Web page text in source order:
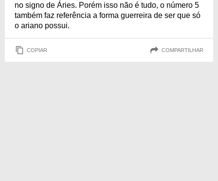
no signo de Áries. Porém isso não é tudo, o número 5
também faz referência a forma guerreira de ser que só
o ariano possui.
COPIAR COMPARTILHAR